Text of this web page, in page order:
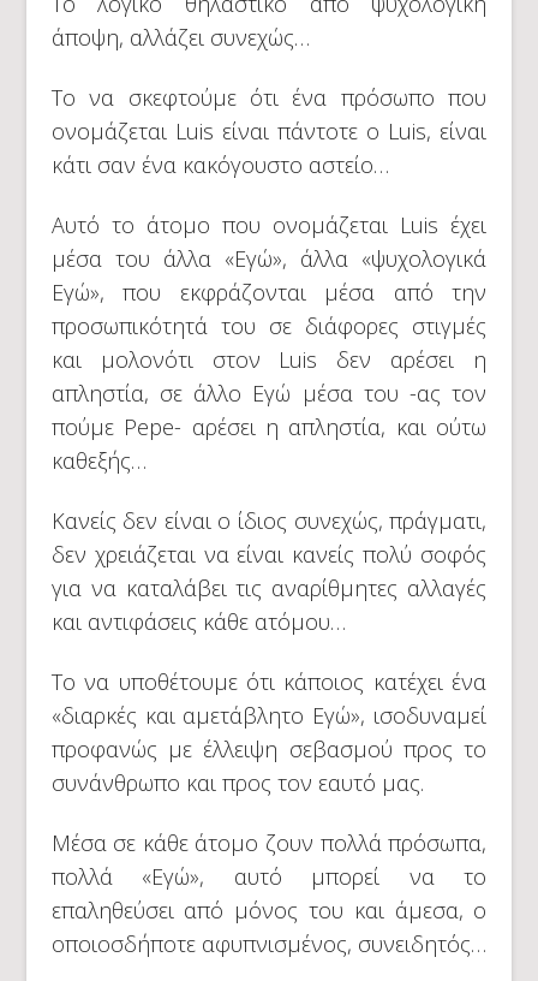
άποψη, αλλάζει συνεχώς…
Το να σκεφτούμε ότι ένα πρόσωπο που
ονομάζεται Luis είναι πάντοτε ο Luis, είναι
κάτι σαν ένα κακόγουστο αστείο…
Αυτό το άτομο που ονομάζεται Luis έχει
μέσα του άλλα «Εγώ», άλλα «ψυχολογικά
Εγώ», που εκφράζονται μέσα από την
προσωπικότητά του σε διάφορες στιγμές
και μολονότι στον Luis δεν αρέσει η
απληστία, σε άλλο Εγώ μέσα του -ας τον
πούμε Pepe- αρέσει η απληστία, και ούτω
καθεξής…
Κανείς δεν είναι ο ίδιος συνεχώς, πράγματι,
δεν χρειάζεται να είναι κανείς πολύ σοφός
για να καταλάβει τις αναρίθμητες αλλαγές
και αντιφάσεις κάθε ατόμου…
Το να υποθέτουμε ότι κάποιος κατέχει ένα
«διαρκές και αμετάβλητο Εγώ», ισοδυναμεί
προφανώς με έλλειψη σεβασμού προς το
συνάνθρωπο και προς τον εαυτό μας.
Μέσα σε κάθε άτομο ζουν πολλά πρόσωπα,
πολλά «Εγώ», αυτό μπορεί να το
επαληθεύσει από μόνος του και άμεσα, ο
οποιοσδήποτε αφυπνισμένος, συνειδητός…